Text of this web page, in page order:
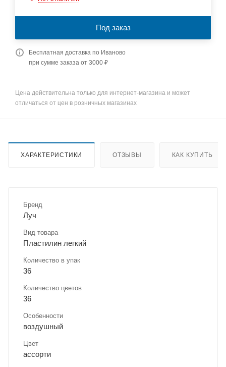
Под заказ
Бесплатная доставка по Иваново
при сумме заказа от 3000 ₽
Цена действительна только для интернет-магазина и может
отличаться от цен в розничных магазинах
ХАРАКТЕРИСТИКИ ОТЗЫВЫ КАК КУПИТЬ
Бренд
Луч
Вид товара
Пластилин легкий
Количество в упак
36
Количество цветов
36
Особенности
воздушный
Цвет
ассорти